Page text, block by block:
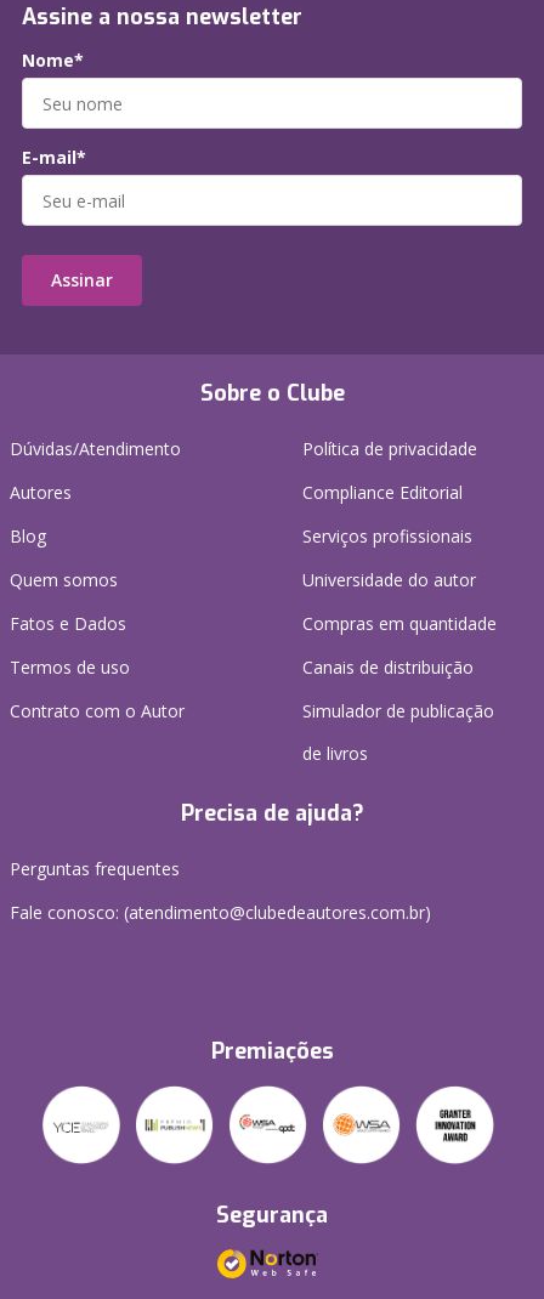
Sobre o Clube
Dúvidas/Atendimento
Autores
Blog
Quem somos
Fatos e Dados
Termos de uso
Contrato com o Autor
Política de privacidade
Compliance Editorial
Serviços profissionais
Universidade do autor
Compras em quantidade
Canais de distribuição
Simulador de publicação
de livros
Precisa de ajuda?
Perguntas frequentes
Fale conosco: (atendimento@clubedeautores.com.br)
Premiações
Segurança
Assine a nossa newsletter
Nome*
E-mail*
Assinar